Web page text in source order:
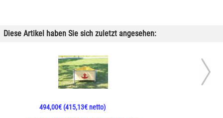
Diese Artikel haben Sie sich zuletzt angesehen:
494,00€(415,13€ netto)